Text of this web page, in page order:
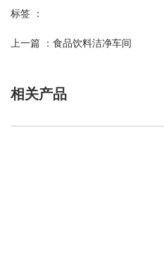
标签 ：
上一篇 ： 食品饮料洁净车间
相关产品